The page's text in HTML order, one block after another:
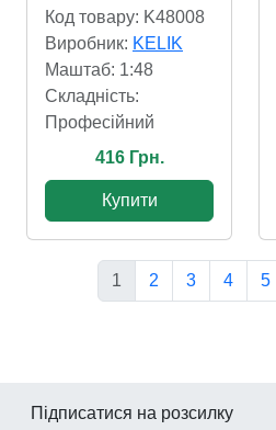
Код товару: K48008
Виробник: KELIK
Маштаб: 1:48
Складність:
Професійний
416 Грн.
Купити
1 2 3 4 5
Підписатися на розсилку